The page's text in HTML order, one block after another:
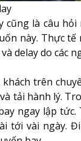
cũng là câu
này. Thực
delay do các
trên
tải hành lý.
ngay lập
tới vài ngày.